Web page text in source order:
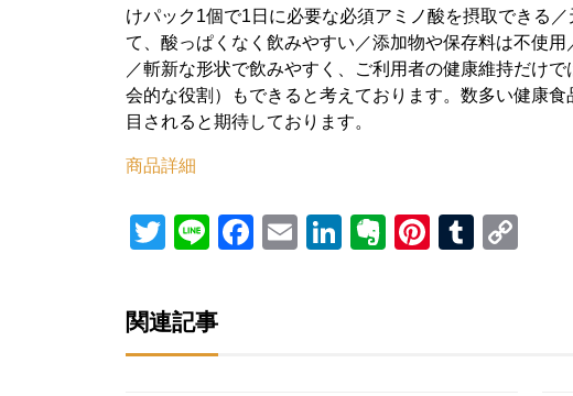
けパック1個で1日に必要な必須アミノ酸を摂取できる
て、酸っぱくなく飲みやすい／添加物や保存料は不使
／斬新な形状で飲みやすく、ご利用者の健康維持だけ
会的な役割）もできると考えております。数多い健康
目されると期待しております。
商品詳細
Twitter
LineFacebook
EmailLinkedIn
Evernote
Pinterest
Tumblr
関連記事